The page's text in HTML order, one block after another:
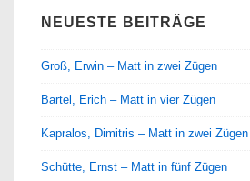
NEUESTE BEITRÄGE
Groß, Erwin – Matt in zwei Zügen
Bartel, Erich – Matt in vier Zügen
Kapralos, Dimitris – Matt in zwei Zügen
Schütte, Ernst – Matt in fünf Zügen